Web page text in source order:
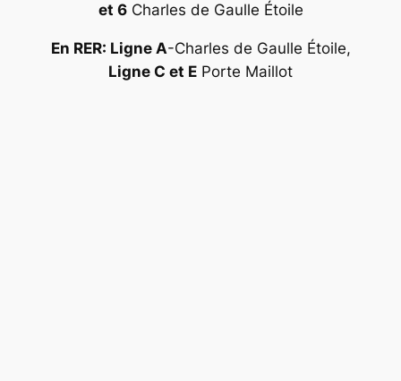
et 6Charles de Gaulle Étoile
En RER: Ligne A-Charles de Gaulle Étoile,
Ligne C et E Porte Maillot